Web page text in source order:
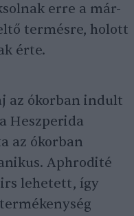
erre a már-
termésre, holott
érte.
az ókorban indult
Heszperida
az ókorban
Aphrodité
lehetett, így